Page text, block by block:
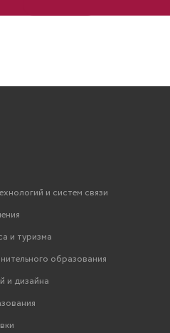
и систем связи
и туризма
образования
и дизайна